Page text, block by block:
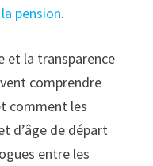
pension.
et la transparence
comprendre
comment les
d’âge de départ
entre les